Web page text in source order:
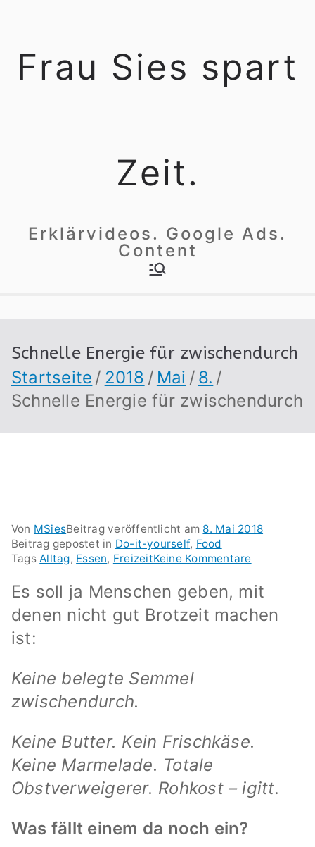
springen
Frau Sies spart
Zeit.
Erklärvideos. Google Ads.
Content
Schnelle Energie für zwischendurch
Startseite 2018 Mai
8.
Schnelle Energie für zwischendurch
Von MSiesBeitrag veröffentlicht am 8. Mai 2018
Beitrag gepostet in Do-it-yourself, Food
TagsAlltag, Essen, FreizeitKeine Kommentarefür
Energie
für
Es soll ja Menschen geben, mit
denen nicht gut Brotzeit machen
ist:
Keine belegte Semmel
zwischendurch.
Keine Butter. Kein Frischkäse.
Keine Marmelade. Totale
Obstverweigerer. Rohkost – igitt.
Was fällt einem da noch ein?